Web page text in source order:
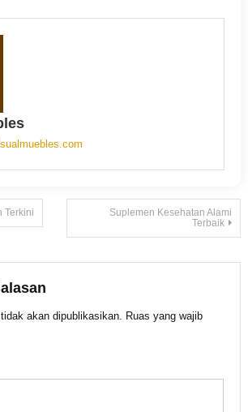
Terkini
Suplemen Kesehatan Alami
Terbaik
akan dipublikasikan. Ruas yang wajib